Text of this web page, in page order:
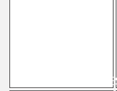
LIVE SESSIES